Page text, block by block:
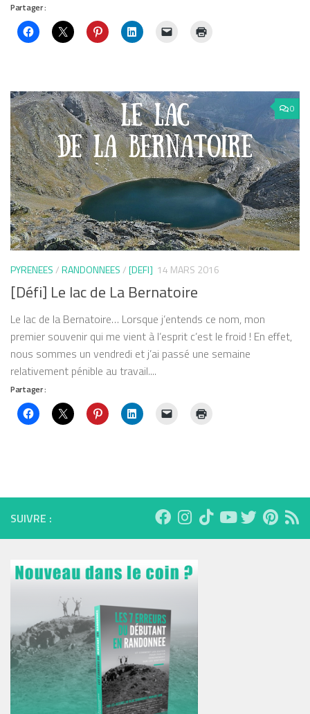
Partager :
0
PYRENEES/RANDONNEES/[DEFI] 14 MARS 2016
[Défi] Le lac de La Bernatoire
Le lac de la Bernatoire… Lorsque j’entends ce nom, mon
premier souvenir qui me vient à l’esprit c’est le froid ! En effet,
nous sommes un vendredi et j’ai passé une semaine
relativement pénible au travail....
Partager :
SUIVRE :